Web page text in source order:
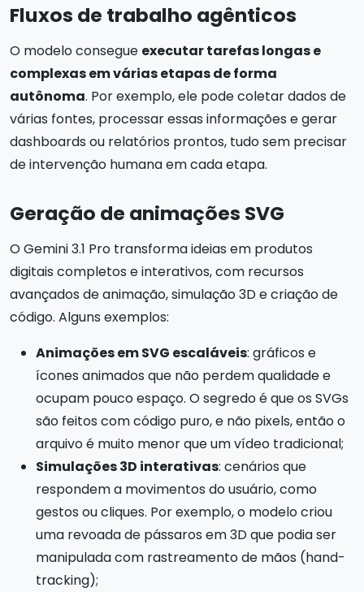
Fluxos de trabalho agênticos
O modelo consegue executar tarefas longas e
complexas em várias etapas de forma
autônoma. Por exemplo, ele pode coletar dados de
várias fontes, processar essas informações e gerar
dashboards ou relatórios prontos, tudo sem precisar
de intervenção humana em cada etapa.
Geração de animações SVG
O Gemini 3.1 Pro transforma ideias em produtos
digitais completos e interativos, com recursos
avançados de animação, simulação 3D e criação de
código. Alguns exemplos:
Animações em SVG escaláveis: gráficos e
ícones animados que não perdem qualidade e
ocupam pouco espaço. O segredo é que os SVGs
são feitos com código puro, e não pixels, então o
arquivo é muito menor que um vídeo tradicional;
Simulações 3D interativas: cenários que
respondem a movimentos do usuário, como
gestos ou cliques. Por exemplo, o modelo criou
uma revoada de pássaros em 3D que podia ser
manipulada com rastreamento de mãos (hand-
tracking);